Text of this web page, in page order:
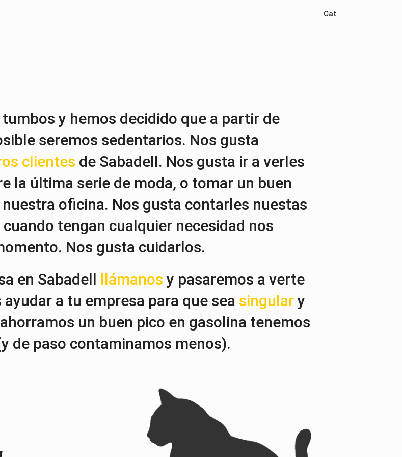
Cat
y hemos decidido que a partir de
seremos sedentarios. Nos gusta
clientes de Sabadell. Nos gusta ir a verles
la última serie de moda, o tomar un buen
oficina. Nos gusta contarles nuestas
tengan cualquier necesidad nos
Nos gusta cuidarlos.
en Sabadell llámanos y pasaremos a verte
a tu empresa para que sea singulary
un buen pico en gasolina tenemos
de paso contaminamos menos).